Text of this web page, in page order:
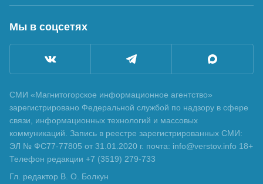
Мы в соцсетях
СМИ «Магнитогорское информационное агентство»
зарегистрировано Федеральной службой по надзору в сфере
связи, информационных технологий и массовых
коммуникаций. Запись в реестре зарегистрированных СМИ:
ЭЛ № ФС77-77805 от 31.01.2020 г. почта: info@verstov.info 18+
Телефон редакции +7 (3519) 279-733
Гл. редактор В. О. Болкун